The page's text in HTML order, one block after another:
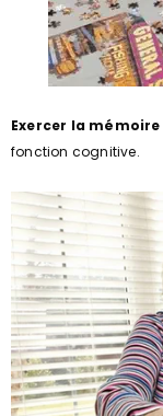
Exercer la mémoire
fonction cognitive.